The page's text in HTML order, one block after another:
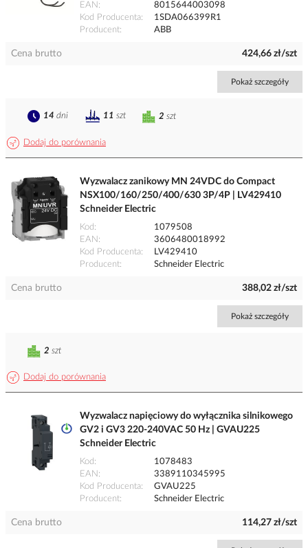
EAN
8015644003098
Kod Producenta
1SDA066399R1
Producent
ABB
Cena brutto 424,66 zł/szt
Pokaż szczegóły
Dodaj do porównania
2 szt
14 dni 11 szt
Wyzwalacz zanikowy MN 24VDC do Compact
NSX100/160/250/400/630 3P/4P | LV429410
Schneider Electric
Kod
1079508
EAN
3606480018992
Kod Producenta
LV429410
Producent
Schneider Electric
Cena brutto 388,02 zł/szt
Pokaż szczegóły
Dodaj do porównania
2 szt
Wyzwalacz napięciowy do wyłącznika silnikowego
GV2 i GV3 220-240VAC 50 Hz | GVAU225
Schneider Electric
Kod
1078483
EAN
3389110345995
Kod Producenta
GVAU225
Producent
Schneider Electric
Cena brutto 114,27 zł/szt